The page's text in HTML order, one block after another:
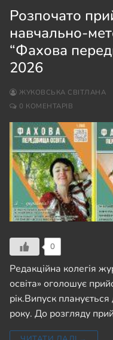
Розпочато
навчально-
“Фахова
2026
ЖУКОВСЬКА СВІТЛАНА
0 КОМЕНТАРІВ
0
Редакційна колегія
освіта» оголошує
рік.Випуск планується
року. До розгляду